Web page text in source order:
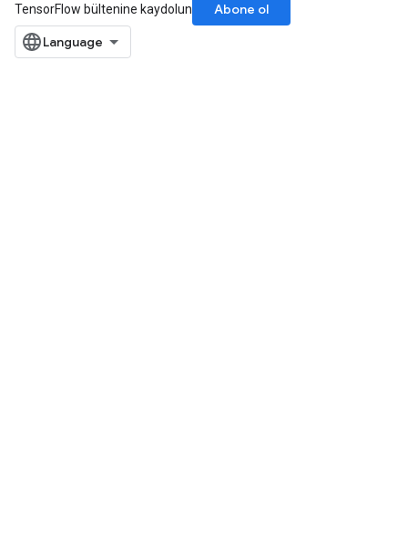
TensorFlow bültenine kaydolun
Abone ol